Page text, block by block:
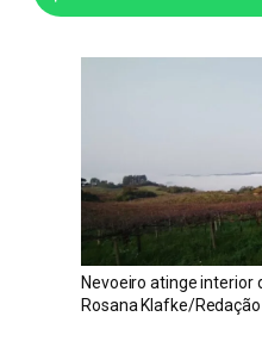
Nevoeiro atinge interior
Rosana Klafke/Redação